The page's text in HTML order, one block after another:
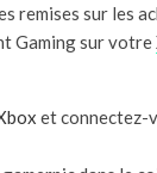
remises sur les
Gaming sur votre
et connectez-